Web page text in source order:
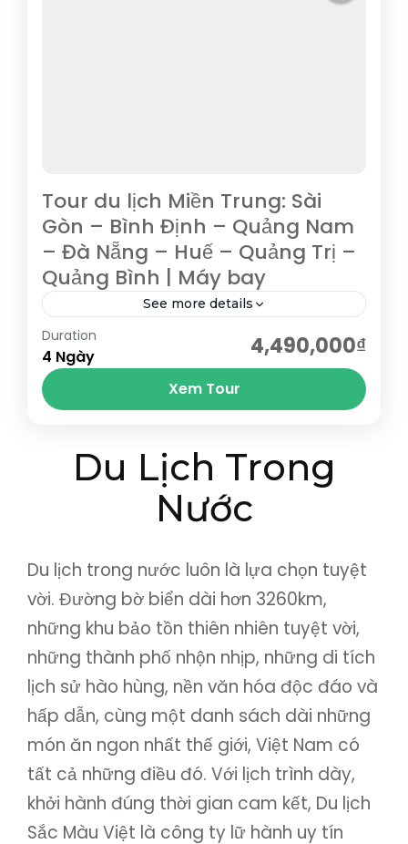
Tour du lịch Miền Trung: Sài
Gòn – Bình Định – Quảng Nam
– Đà Nẵng – Huế – Quảng Trị –
Quảng Bình | Máy bay
See more details
Tham quan Bà Nà Hill – chốn bồng lai tiên
cảnh của Đà Nẵng, lá phổi xanh của miền
Trung, hòn ngọc khí hậu của...
Quảng Nam
, Quảng Trị Quy Nhơn
Duration
4 Ngày 4,490,000₫
Xem Tour
Du Lịch Trong
Nước
Du lịch trong nước luôn là lựa chọn tuyệt
vời. Đường bờ biển dài hơn 3260km,
những khu bảo tồn thiên nhiên tuyệt vời,
những thành phố nhộn nhịp, những di tích
lịch sử hào hùng, nền văn hóa độc đáo và
hấp dẫn, cùng một danh sách dài những
món ăn ngon nhất thế giới, Việt Nam có
tất cả những điều đó. Với lịch trình dày,
khởi hành đúng thời gian cam kết, Du lịch
Sắc Màu Việt là công ty lữ hành uy tín